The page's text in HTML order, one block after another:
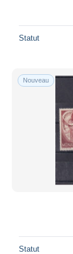
Statut
Nouveau
Statut